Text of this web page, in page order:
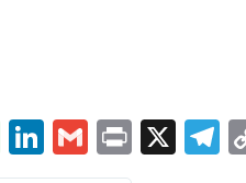
WhatsApp
LinkedIn
GmailPrint
X